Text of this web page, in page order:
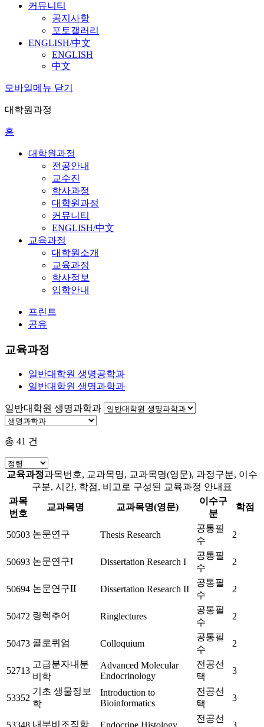
커뮤니티
공지사항
포토갤러리
ENGLISH/中文
ENGLISH
中文
모바일메뉴 닫기
대학원과정
홈
대학원과정
전공안내
교수진
학사과정
대학원과정
커뮤니티
ENGLISH/中文
교육과정
대학원소개
교육과정
학사정보
입학안내
프린트
공유
교육과정
일반대학원 생명공학과
일반대학원 생명과학과
일반대학원 생명과학과
총 41 건
교육과정과목번호, 교과목명, 교과목명(영문), 과정구분, 이수
구분, 시간, 학점, 비고로 구성된 교육과정 안내표
과목
번호
교과목명 교과목명(영문)
이수구
분
학점
50503 논문연구 Thesis Research
공통필
수
2
50693 논문연구I Dissertation Research I
공통필
수
2
50694 논문연구II Dissertation Research II
공통필
수
2
50472 링렉추어 Ringlectures
공통필
수
2
50473 콜로퀴엄 Colloquium
공통필
수
2
52713
고급분자내분
비학
Advanced Molecular
Endocrinology
전공선
택
3
53352
기초 생물정보
학
Introduction to
Bioinformatics
전공선
택
3
내분비조직학
전공선